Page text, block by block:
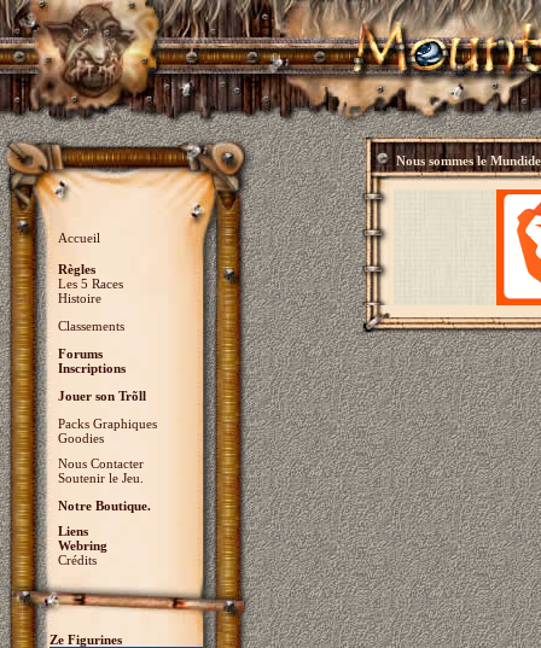
Accueil
Règles
Les 5 Races
Histoire
Classements
Forums
Inscriptions
Jouer son Trõll
Packs Graphiques
Goodies
Nous Contacter
Soutenir le Jeu.
Notre Boutique.
Liens
Webring
Crédits
Ze Figurines
Nous sommes le